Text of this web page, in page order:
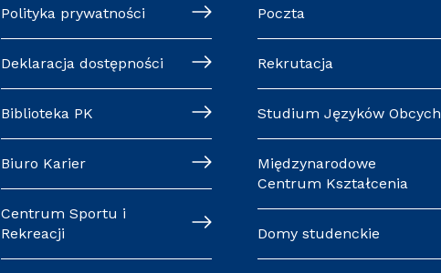
Polityka prywatności
Deklaracja dostępności
Biblioteka PK
Biuro Karier
Centrum Sportu i
Rekreacji
Poczta
Rekrutacja
Studium Języków Obcych
Międzynarodowe
Centrum Kształcenia
Domy studenckie